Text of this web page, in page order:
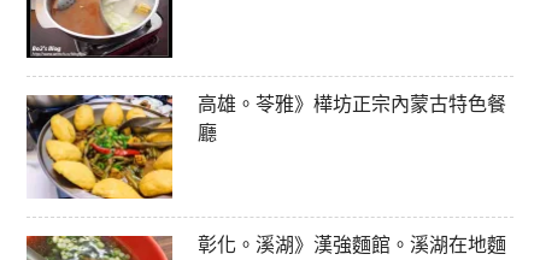
高雄。苓雅》樺坊正宗內蒙古特色餐
廳
彰化。溪湖》漢強麵館。溪湖在地麵